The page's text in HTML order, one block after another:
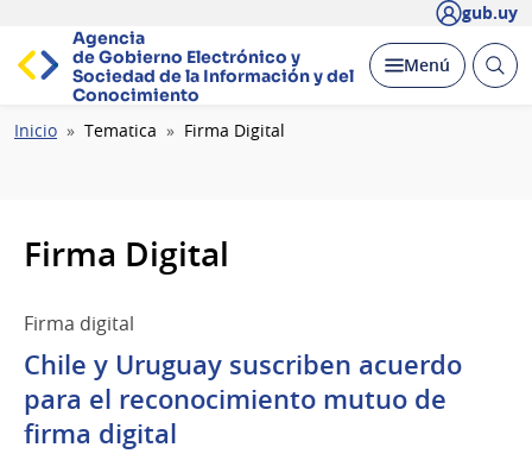
gub.uy
Agencia
de Gobierno Electrónico y
Sociedad de la Información y del
Conocimiento
Desplegar
Menú Abrir
Ruta
Inicio Tematica Firma Digital
Firma Digital
Firma digital
Chile y Uruguay suscriben acuerdo
para el reconocimiento mutuo de
firma digital